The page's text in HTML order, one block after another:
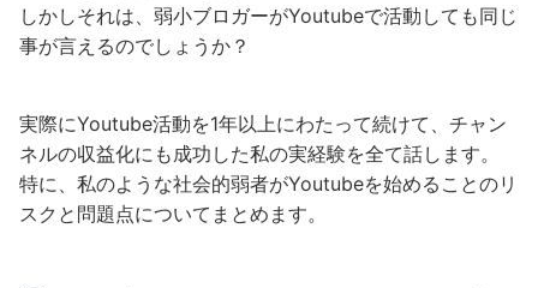
しかしそれは、弱小ブロガーがYoutubeで活動しても同じ
事が言えるのでしょうか？
実際にYoutube活動を1年以上にわたって続けて、チャン
ネルの収益化にも成功した私の実経験を全て話します。
特に、私のような社会的弱者がYoutubeを始めることのリ
スクと問題点についてまとめます。